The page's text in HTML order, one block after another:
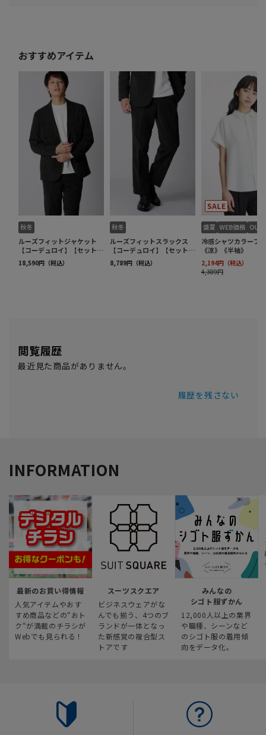
閲覧履歴
最近見た商品がありません。
履歴を残さない
INFORMATION
最新のお買い得情報
人気アイテムやおす
すめ商品などの“おト
ク“が満載のチラシが
Webでも見られる！
スーツスクエア
ビジネスウェアがな
んでも揃う、4つのブ
ランドが一体となっ
た新感覚の複合型ス
トアです
みんなの
シゴト服ずかん
12,000人以上の業界
や職種、シーンなど
のシゴト服の着用傾
向をデータ化。